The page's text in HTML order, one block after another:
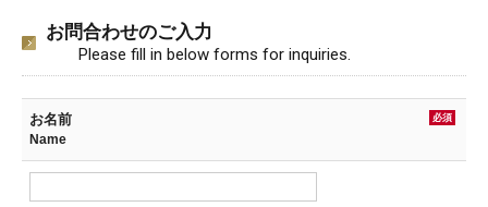
お問合わせのご入力
Please fill in below forms for inquiries.
お名前 必須
Name